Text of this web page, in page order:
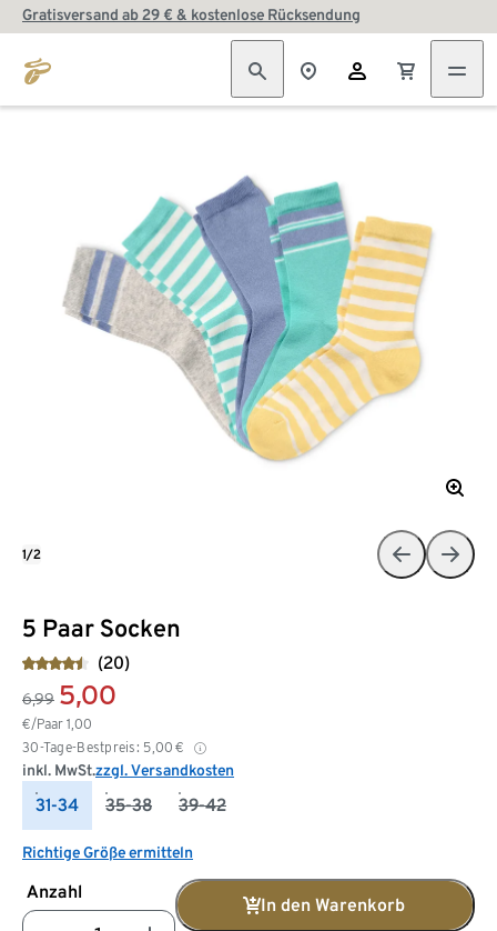
Gratisversand ab 29 € & kostenlose Rücksendung
5 Paar Socken
(20)
6,99 5,00
€/Paar 1,00
30-Tage-Bestpreis: 5,00 €
inkl. MwSt.zzgl. Versandkosten
31-34 35-38 39-42
Richtige Größe ermitteln
Anzahl
In den Warenkorb
1/2